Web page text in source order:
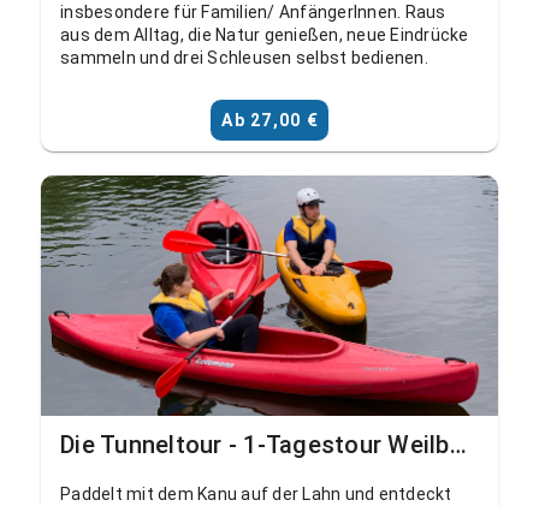
insbesondere für Familien/ AnfängerInnen. Raus
aus dem Alltag, die Natur genießen, neue Eindrücke
sammeln und drei Schleusen selbst bedienen.
Ab 27,00 €
Die Tunneltour - 1-Tagestour Weilburg, Ahausen - Aumenau
Paddelt mit dem Kanu auf der Lahn und entdeckt